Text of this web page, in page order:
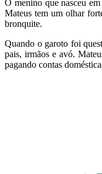
O menino que nasceu
Mateus tem um olhar
bronquite.
Quando o garoto foi
pais, irmãos e avó.
pagando contas